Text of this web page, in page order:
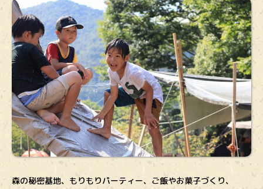
森の秘密基地、もりもりパーティー、ご飯やお菓子づくり、